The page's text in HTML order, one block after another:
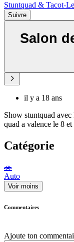
Stuntquad & Tacot-
Suivre
Salon
il y a 18 ans
Show stuntquad
quad a valence le 8
Catégorie
🚗
Auto
Voir moins
Commentaires
Ajoute ton